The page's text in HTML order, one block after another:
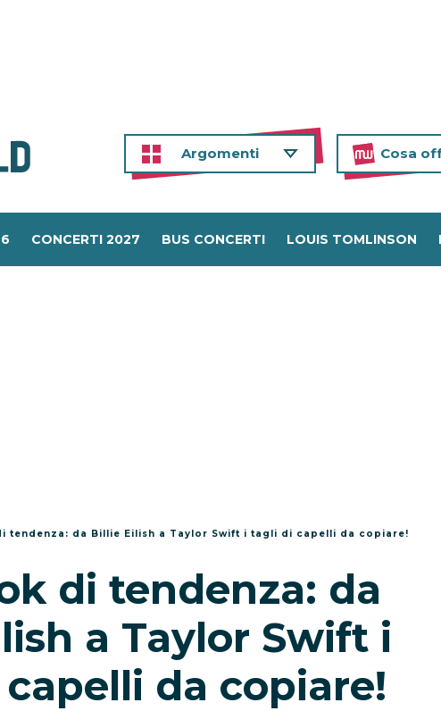
Argomenti Cosa
CONCERTI 2027 BUS CONCERTI LOUIS TOMLINSON
tendenza: da Billie Eilish a Taylor Swift i tagli di capelli da copiare!
di tendenza: da
a Taylor Swift i
da copiare!